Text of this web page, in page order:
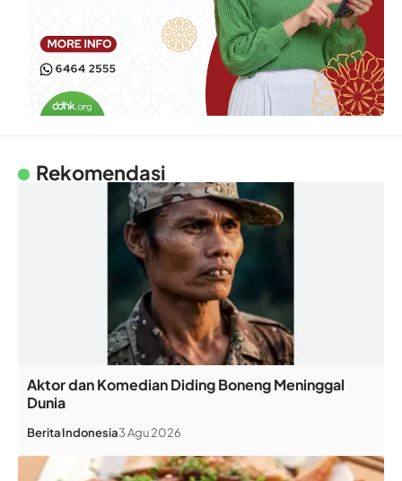
Rekomendasi
Aktor dan Komedian Diding Boneng Meninggal
Dunia
BeritaIndonesia3 Agu 2026